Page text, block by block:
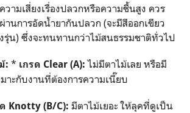
วามเสี่ยงเรื่องปลวกหรือความชื้นสูง ควร
านการอัดน้ำยากันปลวก (จะมีสีออกเขียว
รุ่น) ซึ่งจะทนทานกว่าไม้สนธรรมชาติทั่วไป
: * เกรด Clear (A): ไม่มีตาไม้เลย หรือมี
าะกับงานที่ต้องการความเนี๊ยบ
Knotty (B/C): มีตาไม้เยอะ ให้ลุคที่ดูเป็น